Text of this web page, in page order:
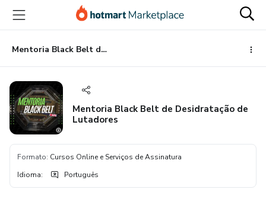
para
conteúdo
principal
para
pagamento
para
rodapé
Mentoria Black Belt de Desidratação de Lutadores
Mentoria Black Belt de Desidratação de
Lutadores
Formato: Cursos Online e Serviços de Assinatura
Idioma: Português